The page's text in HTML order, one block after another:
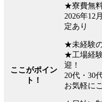
ここがポイン
ト！
★寮費無
2026年
定あり
★未経験
★工場経
迎！
20代・30
お気軽に